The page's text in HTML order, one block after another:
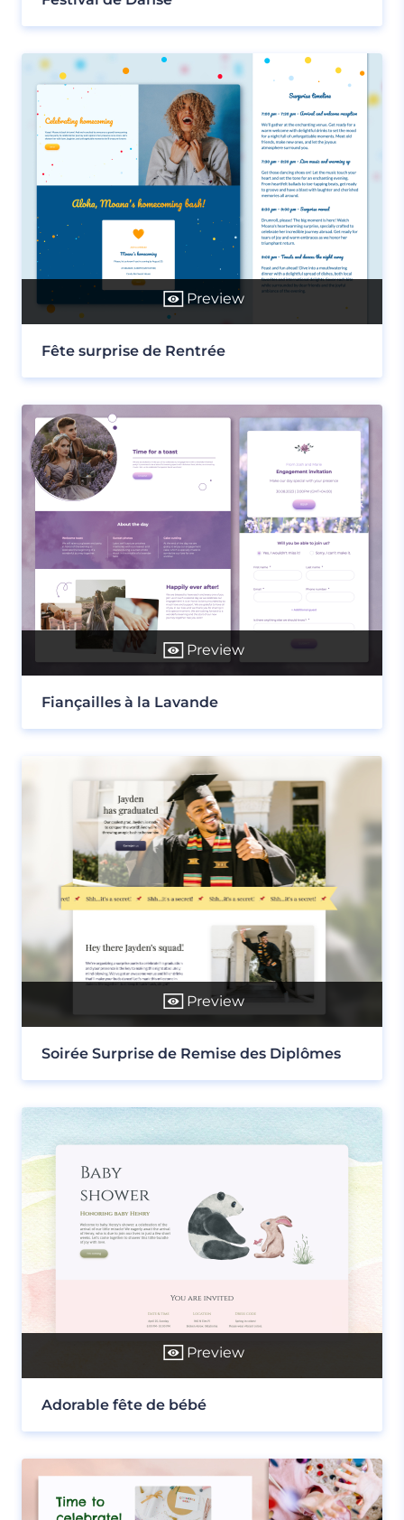
Preview
Fête surprise de Rentrée
Preview
Fiançailles à la Lavande
Preview
Soirée Surprise de Remise des Diplômes
Preview
Adorable fête de bébé